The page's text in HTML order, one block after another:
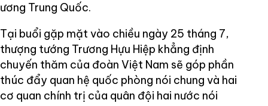
ương Trung Quốc.
Tại buổi gặp mặt vào chiều ngày 25 tháng 7,
thượng tướng Trương Hựu Hiệp khẳng định
chuyến thăm của đoàn Việt Nam sẽ góp phần
thúc đẩy quan hệ quốc phòng nói chung và hai
cơ quan chính trị của quân đội hai nước nói